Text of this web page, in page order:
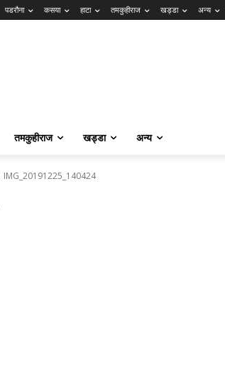
पडरौना कसया हाटा तमकुहीराज खड्डा अन्य
तमकुहीराज खड्डा अन्य
IMG_20191225_140424